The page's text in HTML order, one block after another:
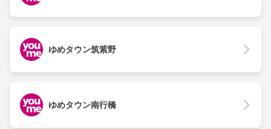
ゆめタウン筑紫野
ゆめタウン南行橋